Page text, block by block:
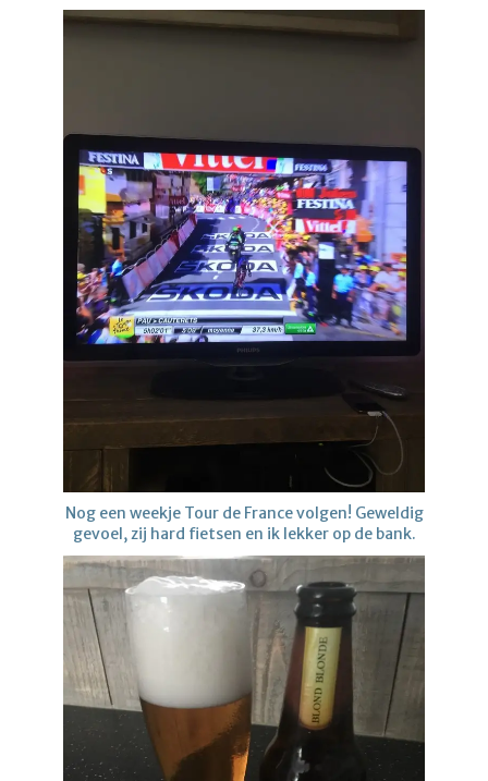
Nog een weekje Tour de France volgen! Geweldig
gevoel, zij hard fietsen en ik lekker op de bank.